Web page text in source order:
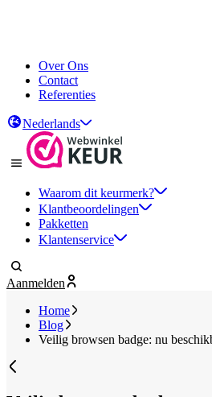
Over Ons
Contact
Referenties
Nederlands
Waarom dit keurmerk?
Klantbeoordelingen
Pakketten
Klantenservice
Aanmelden
Home
Blog
Veilig browsen badge: nu